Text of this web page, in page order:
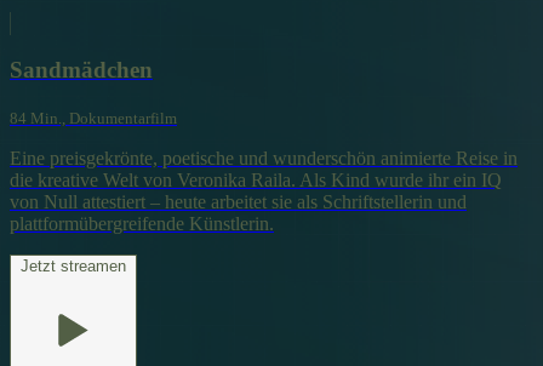
Sandmädchen
84 Min., Dokumentarfilm
Eine preisgekrönte, poetische und wunderschön animierte Reise in
die kreative Welt von Veronika Raila. Als Kind wurde ihr ein IQ
von Null attestiert – heute arbeitet sie als Schriftstellerin und
plattformübergreifende Künstlerin.
Jetzt streamen